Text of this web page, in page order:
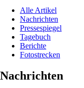
Alle Artikel
Nachrichten
Pressespiegel
Tagebuch
Berichte
Fotostrecken
Nachrichten